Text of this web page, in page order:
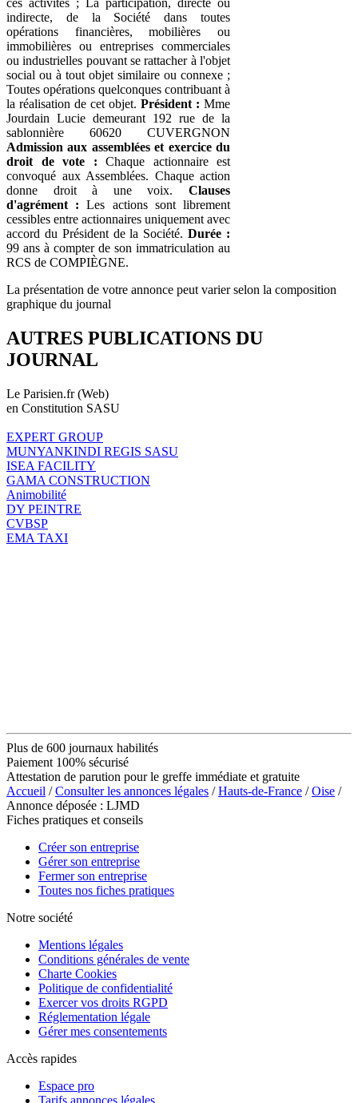
indirecte, de la Société dans toutes
opérations financières, mobilières ou
immobilières ou entreprises commerciales
ou industrielles pouvant se rattacher à l'objet
social ou à tout objet similaire ou connexe ;
Toutes opérations quelconques contribuant à
la réalisation de cet objet. Président : Mme
Jourdain Lucie demeurant 192 rue de la
sablonnière 60620 CUVERGNON
Admission aux assemblées et exercice du
droit de vote : Chaque actionnaire est
convoqué aux Assemblées. Chaque action
donne droit à une voix. Clauses
d'agrément : Les actions sont librement
cessibles entre actionnaires uniquement avec
accord du Président de la Société.Durée :
99 ans à compter de son immatriculation au
RCS de COMPIÈGNE.
La présentation de votre annonce peut varier selon la composition
graphique du journal
AUTRES PUBLICATIONS DU
JOURNAL
Le Parisien.fr (Web)
en Constitution SASU
EXPERT GROUP
MUNYANKINDI REGIS SASU
ISEA FACILITY
GAMA CONSTRUCTION
Animobilité
DY PEINTRE
CVBSP
EMA TAXI
Plus de 600 journaux habilités
Paiement 100% sécurisé
Attestation de parution pour le greffe immédiate et gratuite
Accueil /Consulter les annonces légales /Hauts-de-France /Oise /
Annonce déposée : LJMD
Fiches pratiques et conseils
Créer son entreprise
Gérer son entreprise
Fermer son entreprise
Toutes nos fiches pratiques
Notre société
Mentions légales
Conditions générales de vente
Charte Cookies
Politique de confidentialité
Exercer vos droits RGPD
Réglementation légale
Gérer mes consentements
Accès rapides
Espace pro
Tarifs annonces légales